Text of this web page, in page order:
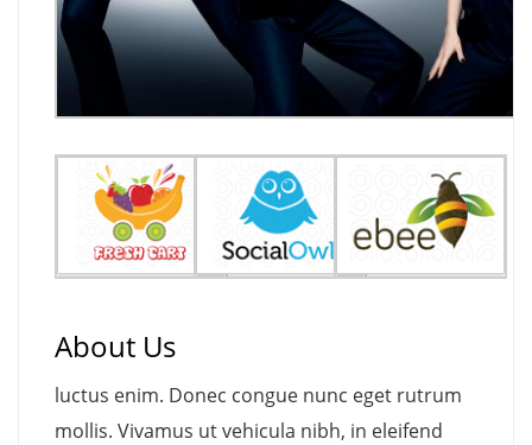
About Us
luctus enim. Donec congue nunc eget rutrum
mollis. Vivamus ut vehicula nibh, in eleifend